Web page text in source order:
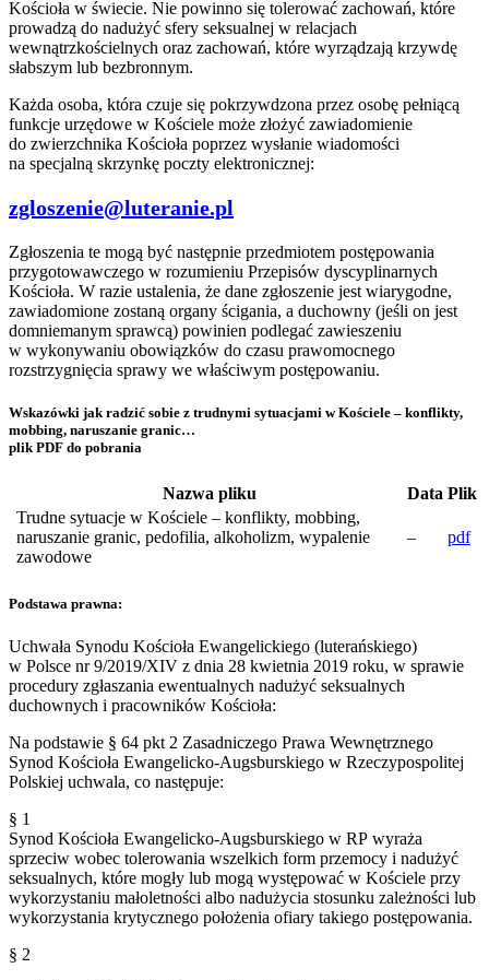
Kościoła w świecie. Nie powinno się tolerować zachowań, które
prowadzą do nadużyć sfery seksualnej w relacjach
wewnątrzkościelnych oraz zachowań, które wyrządzają krzywdę
słabszym lub bezbronnym.
Każda osoba, która czuje się pokrzywdzona przez osobę pełniącą
funkcje urzędowe w Kościele może złożyć zawiadomienie
do zwierzchnika Kościoła poprzez wysłanie wiadomości
na specjalną skrzynkę poczty elektronicznej:
zgloszenie@luteranie.pl
Zgłoszenia te mogą być następnie przedmiotem postępowania
przygotowawczego w rozumieniu Przepisów dyscyplinarnych
Kościoła. W razie ustalenia, że dane zgłoszenie jest wiarygodne,
zawiadomione zostaną organy ścigania, a duchowny (jeśli on jest
domniemanym sprawcą) powinien podlegać zawieszeniu
w wykonywaniu obowiązków do czasu prawomocnego
rozstrzygnięcia sprawy we właściwym postępowaniu.
Wskazówki jak radzić sobie z trudnymi sytuacjami w Kościele – konflikty,
mobbing, naruszanie granic…
plik PDF do pobrania
Nazwa pliku Data Plik
Trudne sytuacje w Kościele – konflikty, mobbing,
naruszanie granic, pedofilia, alkoholizm, wypalenie
zawodowe
– pdf
Podstawa prawna:
Uchwała Synodu Kościoła Ewangelickiego (luterańskiego)
w Polsce nr 9/2019/XIV z dnia 28 kwietnia 2019 roku, w sprawie
procedury zgłaszania ewentualnych nadużyć seksualnych
duchownych i pracowników Kościoła:
Na podstawie § 64 pkt 2 Zasadniczego Prawa Wewnętrznego
Synod Kościoła Ewangelicko-Augsburskiego w Rzeczypospolitej
Polskiej uchwala, co następuje:
§ 1
Synod Kościoła Ewangelicko-Augsburskiego w RP wyraża
sprzeciw wobec tolerowania wszelkich form przemocy i nadużyć
seksualnych, które mogły lub mogą występować w Kościele przy
wykorzystaniu małoletności albo nadużycia stosunku zależności lub
wykorzystania krytycznego położenia ofiary takiego postępowania.
§ 2